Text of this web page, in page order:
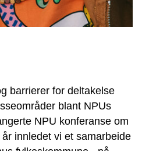
barrierer for deltakelse
blant NPUs
NPU konferanse om
år innledet vi et samarbeide